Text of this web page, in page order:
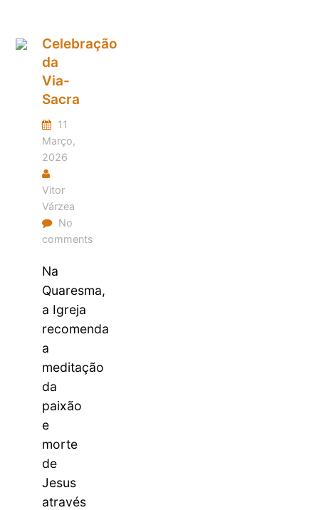
Celebração
da
Via-
Sacra
11
Março,
2026
Vitor
Várzea
No
comments
Na
Quaresma,
a Igreja
recomenda
a
meditação
da
paixão
e
morte
de
Jesus
através